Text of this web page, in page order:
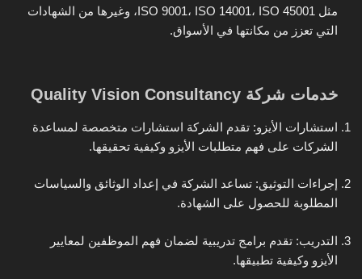
مثل ISO 9001، ISO 14001، ISO 45001، وغيرها من الشهادات
التي تعزز من مكانتها في الأسواق.
خدمات شركة Quality Vision Consultancy
استشارات الأيزو: تقدم الشركة استشارات متخصصة لمساعدة
الشركات على فهم متطلبات الأيزو وكيفية تحقيقها.
إجراءات التوثيق: تساعد الشركة في إعداد الوثائق والسياسات
المطلوبة للحصول على الشهادة.
التدريب: تقدم برامج تدريبية لضمان فهم الموظفين لمعايير
الأيزو وكيفية تطبيقها.